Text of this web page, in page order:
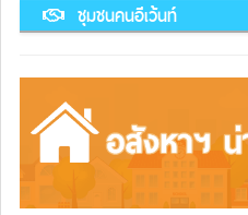
ชุมชนคนอีเว้นท์